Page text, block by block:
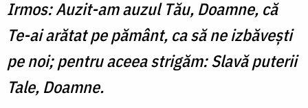
Irmos: Auzit-am auzul Tău, Doamne, că
Te-ai arătat pe pământ, ca să ne izbăveşti
pe noi; pentru aceea strigăm: Slavă puterii
Tale, Doamne.